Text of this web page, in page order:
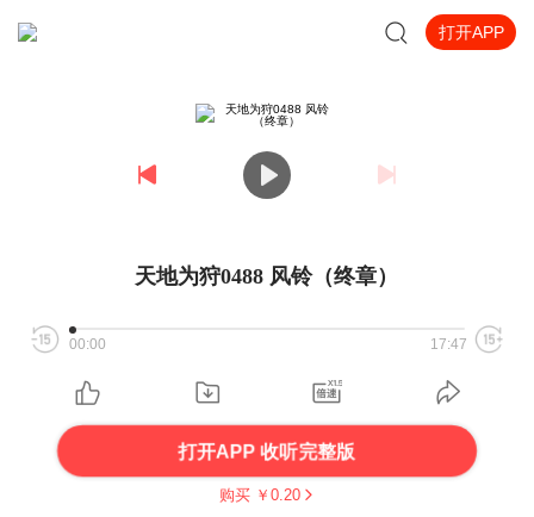
打开APP
天地为狩0488 风铃（终章）
00:00 17:47
打开APP 收听完整版
购买 ￥ 0.20